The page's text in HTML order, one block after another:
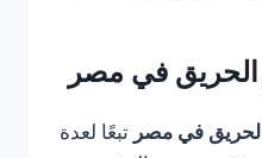
الحريق في مصر
الحريق في مصر تبعًا لعدة